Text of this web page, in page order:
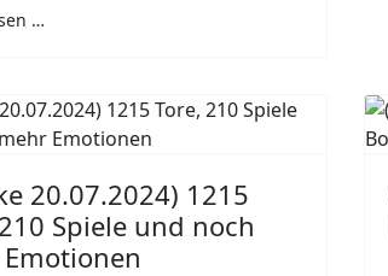
…
20.07.2024) 1215
Spiele und noch